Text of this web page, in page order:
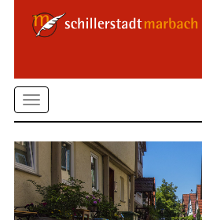
Seitenbereiche
springen
Zum
Inhalt
springen
Kontaktformular
springen
Zur
Startseite
springen
Toggle